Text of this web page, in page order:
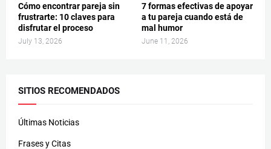
Cómo encontrar pareja sin
frustrarte: 10 claves para
disfrutar el proceso
July 13, 2026
7 formas efectivas de apoyar
a tu pareja cuando está de
mal humor
June 11, 2026
SITIOS RECOMENDADOS
Últimas Noticias
Frases y Citas